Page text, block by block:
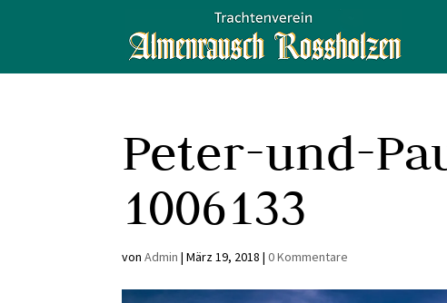
Peter-und-
1006133
vonAdmin |März 19, 2018 |0 Kommentare